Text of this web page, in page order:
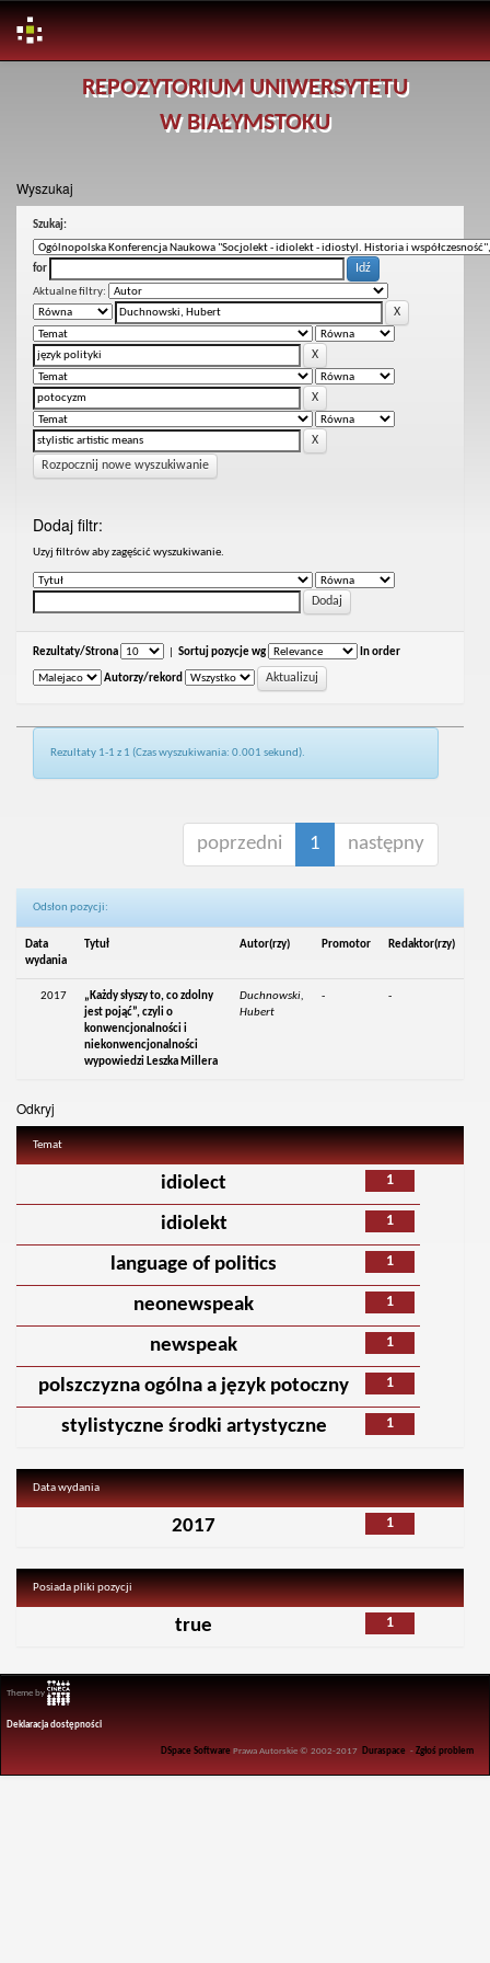
REPOZYTORIUM UNIWERSYTETU
W BIAŁYMSTOKU
Wyszukaj
Szukaj:
for
Aktualne filtry:
Rozpocznij nowe wyszukiwanie
Dodaj filtr:
Uzyj filtrów aby zagęścić wyszukiwanie.
Rezultaty/Strona Sortuj pozycje wg In order
Autorzy/rekord
Rezultaty 1-1 z 1 (Czas wyszukiwania: 0.001 sekund).
poprzedni 1 następny
Odsłon pozycji:
Data
wydania
Tytuł Autor(rzy) Promotor Redaktor(rzy)
2017
„Każdy słyszy to, co zdolny
jest pojąć”, czyli o
konwencjonalności i
niekonwencjonalności
wypowiedzi Leszka Millera
Duchnowski,
Hubert
- -
Odkryj
Temat
1
idiolect
1
idiolekt
1
language of politics
1
neonewspeak
1
newspeak
1
polszczyzna ogólna a język potoczny
1
stylistyczne środki artystyczne
Data wydania
1
2017
Posiada pliki pozycji
1
true
Theme by
Deklaracja dostępności
DSpace Software Prawa Autorskie © 2002-2017 Duraspace -Zgłoś problem